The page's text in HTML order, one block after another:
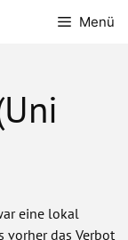
Menü
eine lokal
vorher das Verbot